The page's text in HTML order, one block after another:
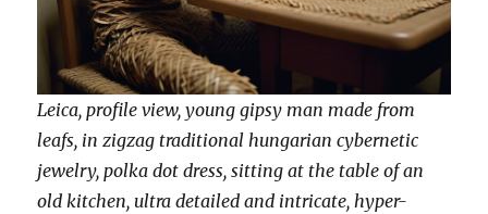
Leica, profile view, young gipsy man made from
leafs, in zigzag traditional hungarian cybernetic
jewelry, polka dot dress, sitting at the table of an
old kitchen, ultra detailed and intricate, hyper-